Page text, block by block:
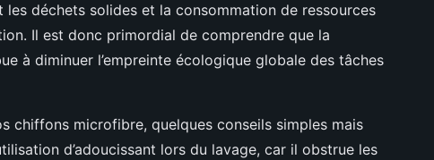
déchets solides et la consommation de ressources
Il est donc primordial de comprendre que la
à diminuer l’empreinte écologique globale des tâches
chiffons microfibre, quelques conseils simples mais
d’adoucissant lors du lavage, car il obstrue les